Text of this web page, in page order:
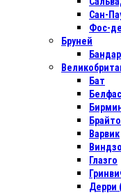
Сан-
Фос-
Бруней
Бат
Варвик
Глазго
Дерри